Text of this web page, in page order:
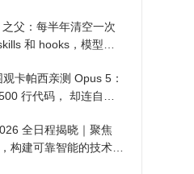
父：每半年清空一次
和 hooks，模型自
卡帕西亲测 Opus 5：
行代码， 却连自己
全日程揭晓｜聚焦
构建可靠智能的技术路